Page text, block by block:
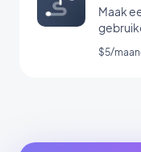
Maak
uw app
$5/